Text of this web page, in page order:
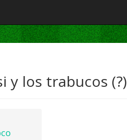
y los trabucos (?)